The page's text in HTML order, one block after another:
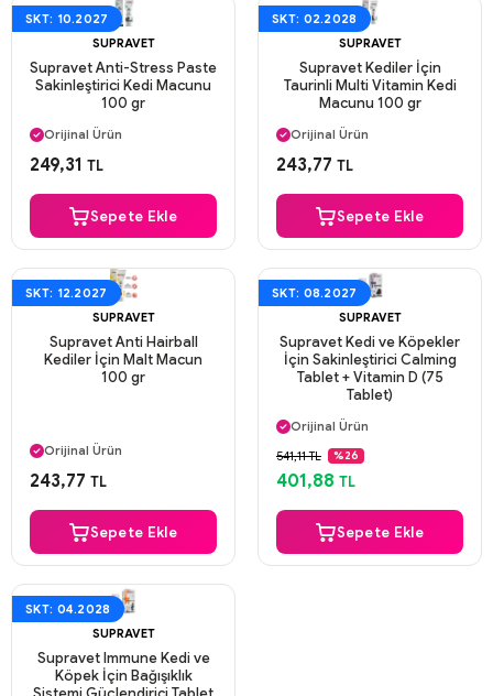
SKT: 10.2027
SUPRAVET
Supravet Anti-Stress Paste
Sakinleştirici Kedi Macunu
100 gr
Aynı Gün Kargo
Orijinal Ürün
Güvenli Ödeme
249,31 TL
Sepete Ekle
SKT: 02.2028
SUPRAVET
Supravet Kediler İçin
Taurinli Multi Vitamin Kedi
Macunu 100 gr
Aynı Gün Kargo
Orijinal Ürün
Güvenli Ödeme
243,77 TL
Sepete Ekle
SKT: 12.2027
SUPRAVET
Supravet Anti Hairball
Kediler İçin Malt Macun
100 gr
Orijinal Ürün
Güvenli Ödeme
243,77 TL
Sepete Ekle
SKT: 08.2027
SUPRAVET
Supravet Kedi ve Köpekler
İçin Sakinleştirici Calming
Tablet + Vitamin D (75
Tablet)
Aynı Gün Kargo
Orijinal Ürün
Güvenli Ödeme
Aynı Gün Kargo
541,11 TL %26
401,88 TL
Sepete Ekle
SKT: 04.2028
SUPRAVET
Supravet Immune Kedi ve
Köpek İçin Bağışıklık